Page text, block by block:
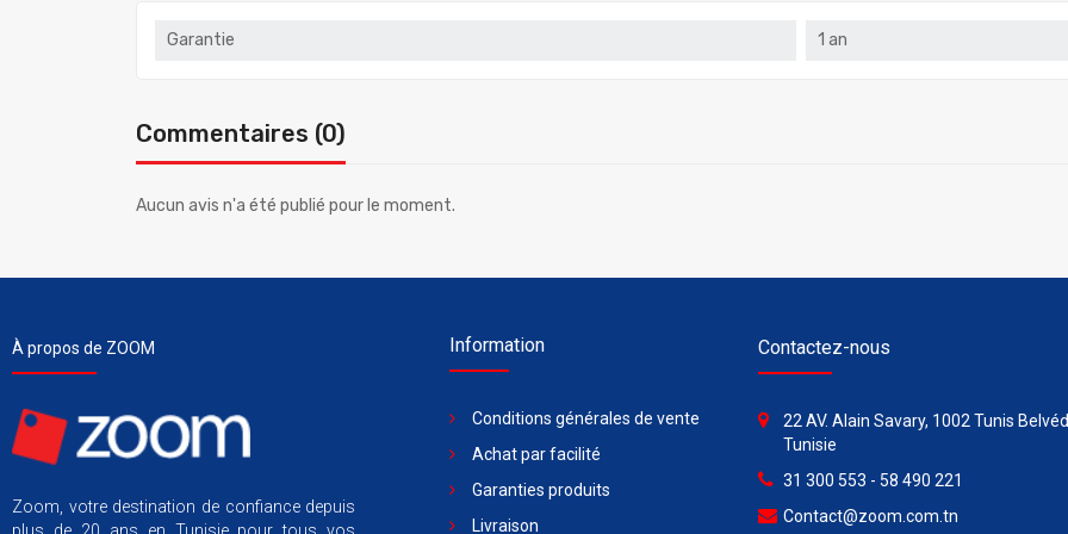
Garantie 1 an
Commentaires (0)
Aucun avis n'a été publié pour le moment.
À propos de ZOOM
Zoom, votre destination de confiance depuis
Information
Conditions générales de vente
Achat par facilité
Garanties produits
Livraison
Contactez-nous
22 AV. Alain Savary, 1002 Tunis
Tunisie
31 300 553 - 58 490 221
Contact@zoom.com.tn